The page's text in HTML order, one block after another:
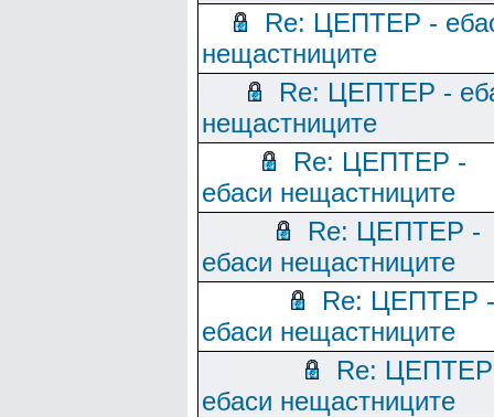
Re: ЦЕПТЕР -
нещастниците
Re: ЦЕПТЕР -
нещастниците
Re: ЦЕПТЕР -
ебаси нещастниците
Re: ЦЕПТЕР -
ебаси нещастниците
Re: ЦЕПТЕР -
ебаси нещастниците
Re:
ебаси нещастниците